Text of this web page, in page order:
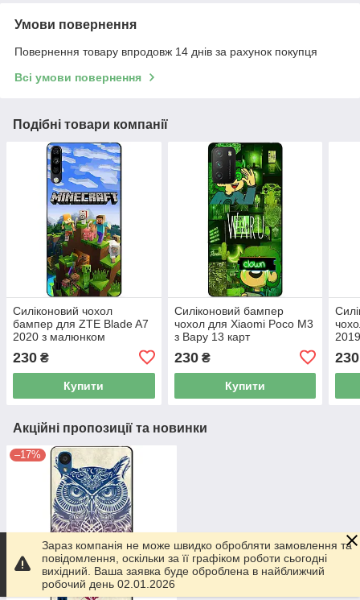
Умови повернення
Повернення товару впродовж 14 днів за рахунок покупця
Всі умови повернення
Подібні товари компанії
Силіконовий чохол
бампер для ZTE Blade A7
2020 з малюнком
230 ₴
Купити
Силіконовий бампер
чохол для Xiaomi Poco M3
з Вару 13 карт
230₴
Купити
230
Акційні пропозиції та новинки
–17%
Зараз компанія не може швидко обробляти замовлення та
повідомлення, оскільки за її графіком роботи сьогодні
вихідний. Ваша заявка буде оброблена в найближчий
робочий день 02.01.2026